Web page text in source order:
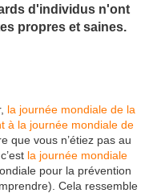
d'individus n'ont
propres et saines.
la journée mondiale de la
à la journée mondiale de
que vous n’étiez pas au
la journée mondiale
pour la prévention
Cela ressemble